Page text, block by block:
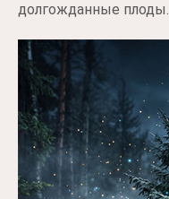
долгожданные плоды.